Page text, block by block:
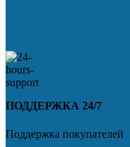
ПОДДЕРЖКА 24/7
Поддержка покупателей